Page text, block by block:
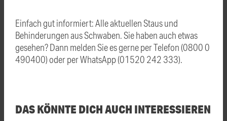
Einfach gut informiert: Alle aktuellen Staus und
Behinderungen aus Schwaben. Sie haben auch etwas
gesehen? Dann melden Sie es gerne per Telefon (0800 0
490400) oder per WhatsApp (01520 242 333).
DAS KÖNNTE DICH AUCH INTERESSIEREN